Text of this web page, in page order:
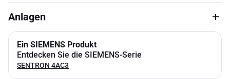
Anlagen
Ein SIEMENS Produkt
Entdecken Sie die SIEMENS-Serie
SENTRON 4AC3